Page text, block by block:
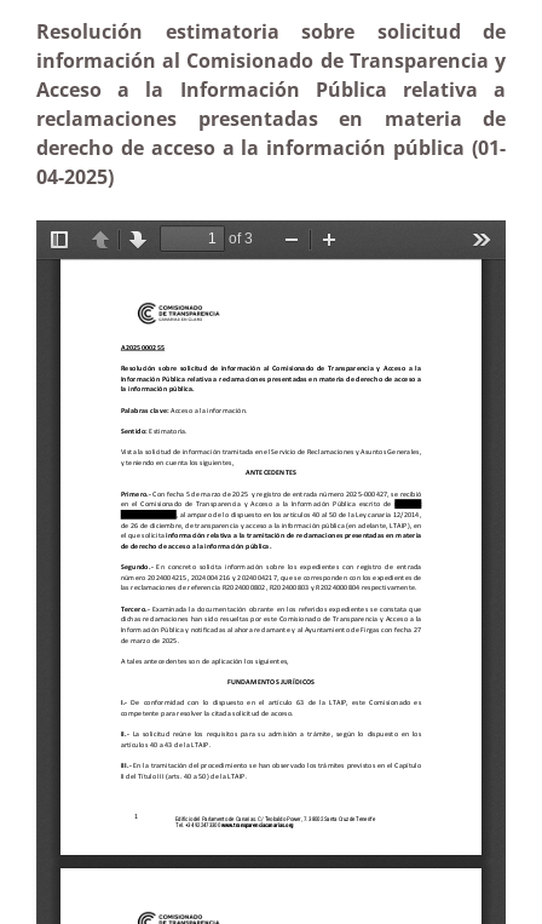
Resolución estimatoria sobre solicitud de
información al Comisionado de Transparencia y
Acceso a la Información Pública relativa a
reclamaciones presentadas en materia de
derecho de acceso a la información pública (01-
04-2025)